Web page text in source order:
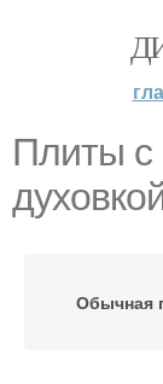
Плиты с
Обычная